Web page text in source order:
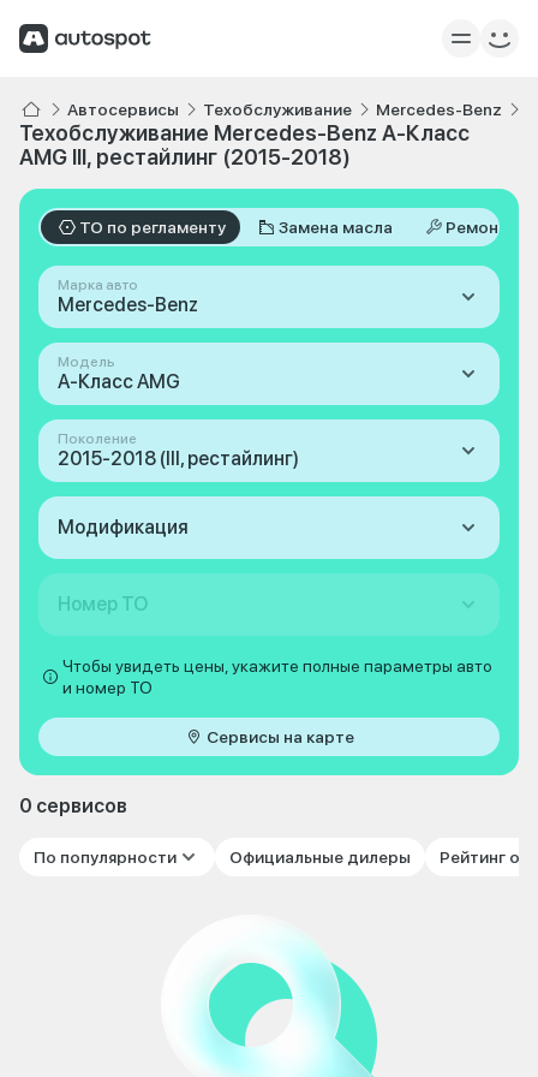
Автосервисы Техобслуживание Mercedes-Benz
Техобслуживание Mercedes-Benz A-Класс
AMG III, рестайлинг (2015-2018)
ТО по регламенту Замена масла Ремонт
Марка авто
Mercedes-Benz
Модель
A-Класс AMG
Поколение
2015-2018 (III, рестайлинг)
Модификация
Номер ТО
Чтобы увидеть цены, укажите полные параметры авто
и номер ТО
Сервисы на карте
0 сервисов
По популярности Официальные дилеры Рейтинг